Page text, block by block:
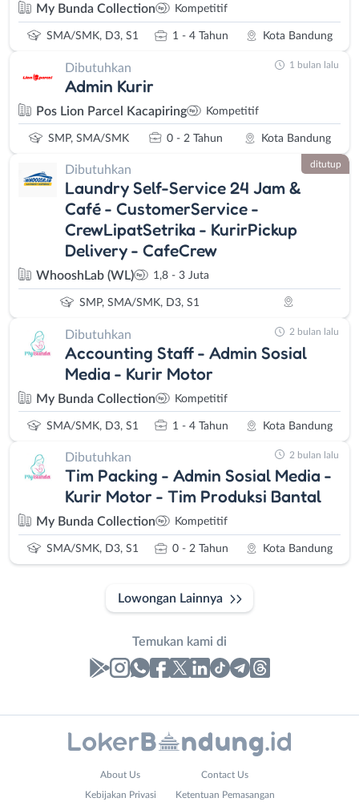
My Bunda Collection Kompetitif
SMA/SMK, D3, S1 1 - 4 Tahun Kota Bandung
Dibutuhkan
Admin Kurir
Pos Lion Parcel Kacapiring Kompetitif
SMP, SMA/SMK 0 - 2 Tahun Kota Bandung
1 bulan lalu
Dibutuhkan
Laundry Self-Service 24 Jam &
Café - CustomerService -
CrewLipatSetrika - KurirPickup
Delivery - CafeCrew
WhooshLab (WL) 1,8 - 3 Juta
SMP, SMA/SMK, D3, S1
ditutup
Dibutuhkan
Accounting Staff - Admin Sosial
Media - Kurir Motor
My Bunda Collection Kompetitif
SMA/SMK, D3, S1 1 - 4 Tahun Kota Bandung
2 bulan lalu
Dibutuhkan
Tim Packing - Admin Sosial Media -
Kurir Motor - Tim Produksi Bantal
My Bunda Collection Kompetitif
SMA/SMK, D3, S1 0 - 2 Tahun Kota Bandung
2 bulan lalu
Lowongan Lainnya
Temukan kami di
Lowongan
About Us Contact Us
Kebijakan Privasi Ketentuan Pemasangan